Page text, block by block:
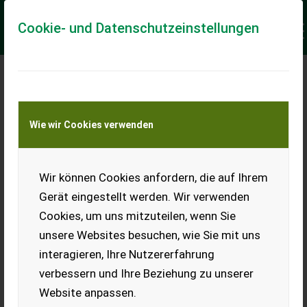
Cookie- und Datenschutzeinstellungen
Wie wir Cookies verwenden
Wir können Cookies anfordern, die auf Ihrem
Gerät eingestellt werden. Wir verwenden
Cookies, um uns mitzuteilen, wenn Sie
unsere Websites besuchen, wie Sie mit uns
interagieren, Ihre Nutzererfahrung
verbessern und Ihre Beziehung zu unserer
Website anpassen.
Meine Transportkostenanfrage
Transport von Land- und Baumaschinen –
KEINE Tiertransporte
Ladeort
Ort